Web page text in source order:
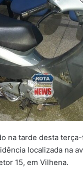
na tarde desta
localizada na
15, em Vilhena.